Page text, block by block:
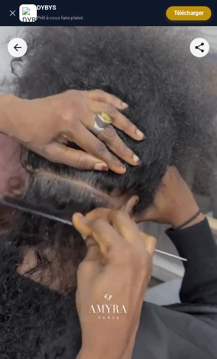
DYBYS
Prêt à vous faire plaisir.
Télécharger